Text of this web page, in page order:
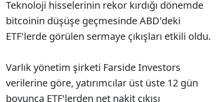
Teknoloji hisselerinin rekor kırdığı dönemde
bitcoinin düşüşe geçmesinde ABD'deki
ETF'lerde görülen sermaye çıkışları etkili oldu.
Varlık yönetim şirketi Farside Investors
verilerine göre, yatırımcılar üst üste 12 gün
boyunca ETF'lerden net nakit çıkışı